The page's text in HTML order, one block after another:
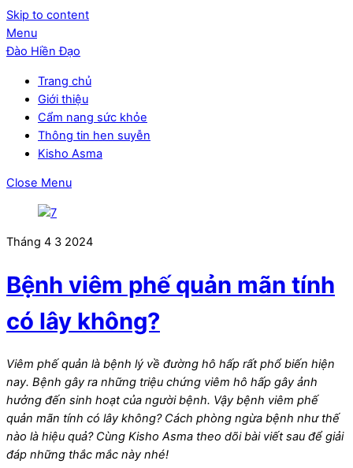
Skip to content
Menu
Đào Hiền Đạo
Trang chủ
Giới thiệu
Cẩm nang sức khỏe
Thông tin hen suyễn
Kisho Asma
Close Menu
Tháng 4 3 2024
Bệnh viêm phế quản mãn tính
có lây không?
Viêm phế quản là bệnh lý về đường hô hấp rất phổ biến hiện
nay. Bệnh gây ra những triệu chứng viêm hô hấp gây ảnh
hưởng đến sinh hoạt của người bệnh. Vậy bệnh viêm phế
quản mãn tính có lây không? Cách phòng ngừa bệnh như thế
nào là hiệu quả? Cùng Kisho Asma theo dõi bài viết sau để giải
đáp những thắc mắc này nhé!